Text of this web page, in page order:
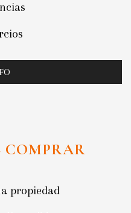
COMPRAR
propiedad